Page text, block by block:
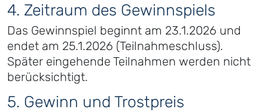
4. Zeitraum des Gewinnspiels
Das Gewinnspiel beginnt am 23.1.2026 und
endet am 25.1.2026 (Teilnahmeschluss).
Später eingehende Teilnahmen werden nicht
berücksichtigt.
5. Gewinn und Trostpreis